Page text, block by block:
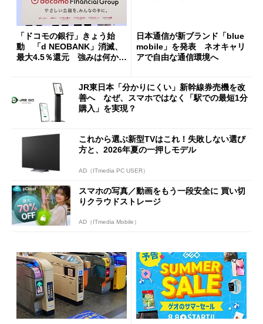
「ドコモの銀行」きょう始
動 「d NEOBANK」消滅、
最大4.5％還元 強みは何か解
日本通信が新ブランド「blue
mobile」を発表 ネオキャリ
アで自由な通信環境へ
JR東日本「分かりにくい」新幹線券売機を改
善へ なぜ、スマホではなく「駅での最短1分
購入」を実現？
これから選ぶ新型TVはこれ！失敗しない選び
方と、2026年夏の一押しモデル
AD（ITmedia PC USER）
スマホの写真／動画をもう一段安全に 買い切
りクラウドストレージ
AD（ITmedia Mobile）